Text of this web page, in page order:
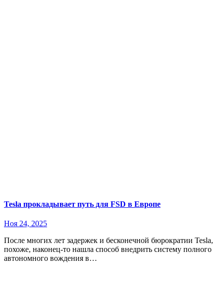
Tesla прокладывает путь для FSD в Европе
Ноя 24, 2025
После многих лет задержек и бесконечной бюрократии Tesla,
похоже, наконец-то нашла способ внедрить систему полного
автономного вождения в…